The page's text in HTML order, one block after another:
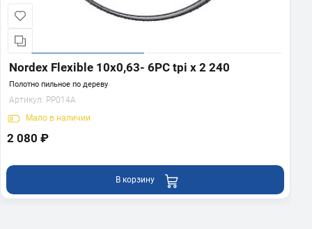
Nordex Flexible 10х0,63- 6PC tpi x 2 240
Полотно пильное по дереву
Артикул: PP014A
Мало в наличии
2 080 ₽
В корзину